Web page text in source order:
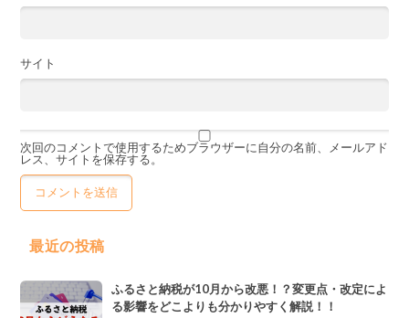
サイト
次回のコメントで使用するためブラウザーに自分の名前、メールアド
レス、サイトを保存する。
最近の投稿
ふるさと納税が10月から改悪！？変更点・改定によ
る影響をどこよりも分かりやすく解説！！